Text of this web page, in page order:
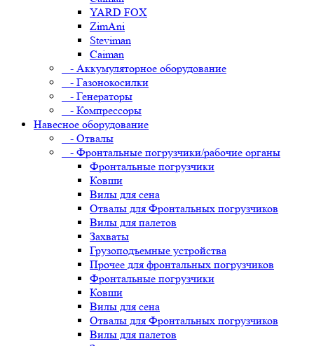
YARD FOX
ZimAni
Steviman
Caiman
- Аккумуляторное оборудование
- Газонокосилки
- Генераторы
- Компрессоры
Навесное оборудование
- Отвалы
- Фронтальные погрузчики/рабочие органы
Фронтальные погрузчики
Ковши
Вилы для сена
Отвалы для Фронтальных погрузчиков
Вилы для палетов
Захваты
Грузоподъемные устройства
Прочее для фронтальных погрузчиков
Фронтальные погрузчики
Ковши
Вилы для сена
Отвалы для Фронтальных погрузчиков
Вилы для палетов